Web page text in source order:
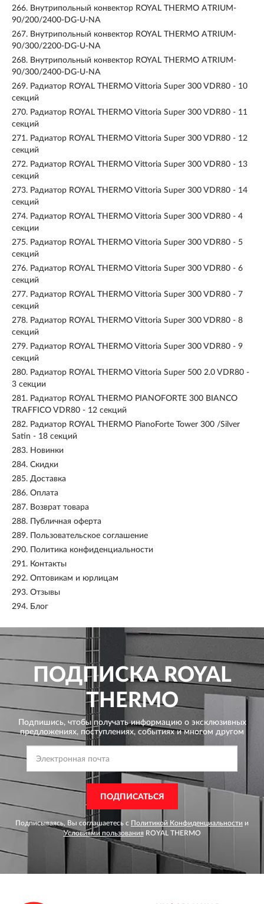
266. Внутрипольный конвектор ROYAL THERMO ATRIUM-
90/200/2400-DG-U-NA
267. Внутрипольный конвектор ROYAL THERMO ATRIUM-
90/300/2200-DG-U-NA
268. Внутрипольный конвектор ROYAL THERMO ATRIUM-
90/300/2400-DG-U-NA
269. Радиатор ROYAL THERMO Vittoria Super 300 VDR80 - 10
секций
270. Радиатор ROYAL THERMO Vittoria Super 300 VDR80 - 11
секций
271. Радиатор ROYAL THERMO Vittoria Super 300 VDR80 - 12
секций
272. Радиатор ROYAL THERMO Vittoria Super 300 VDR80 - 13
секций
273. Радиатор ROYAL THERMO Vittoria Super 300 VDR80 - 14
секций
274. Радиатор ROYAL THERMO Vittoria Super 300 VDR80 - 4
секции
275. Радиатор ROYAL THERMO Vittoria Super 300 VDR80 - 5
секций
276. Радиатор ROYAL THERMO Vittoria Super 300 VDR80 - 6
секций
277. Радиатор ROYAL THERMO Vittoria Super 300 VDR80 - 7
секций
278. Радиатор ROYAL THERMO Vittoria Super 300 VDR80 - 8
секций
279. Радиатор ROYAL THERMO Vittoria Super 300 VDR80 - 9
секций
280. Радиатор ROYAL THERMO Vittoria Super 500 2.0 VDR80 -
3 секции
281. Радиатор ROYAL THERMO PIANOFORTE 300 BIANCO
TRAFFICO VDR80 - 12 секций
282. Радиатор ROYAL THERMO PianoForte Tower 300 /Silver
Satin - 18 секций
283. Новинки
284. Скидки
285. Доставка
286. Оплата
287. Возврат товара
288.
Публичная оферта
289.
Пользовательское соглашение
290.
Политика конфиденциальности
291. Контакты
292. Оптовикам и юрлицам
293. Отзывы
294. Блог
ПОДПИСКАROYAL
THERMO
Подпишись, чтобы получать информацию о эксклюзивных
предложениях, поступлениях, событиях и многом другом
ПОДПИСАТЬСЯ
Подписываясь, Вы соглашаетесь с Политикой Конфиденциальности и
Условиями пользования ROYAL THERMO